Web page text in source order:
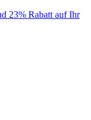
23% Rabatt auf Ihr